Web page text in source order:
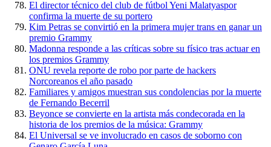
El director técnico del club de fútbol Yeni Malatyaspor
confirma la muerte de su portero
Kim Petras se convirtió en la primera mujer trans en ganar un
premio Grammy
Madonna responde a las críticas sobre su físico tras actuar en
los premios Grammy
ONU revela reporte de robo por parte de hackers
Norcoreanos el año pasado
Familiares y amigos muestran sus condolencias por la muerte
de Fernando Becerril
Beyonce se convierte en la artista más condecorada en la
historia de los premios de la música: Grammy
El Universal se ve involucrado en casos de soborno con